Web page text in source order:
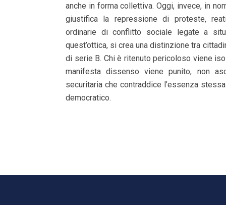
anche in forma collettiva. Oggi, invece, in
giustifica la repressione di proteste,
ordinarie di conflitto sociale legate a
quest’ottica, si crea una distinzione tra
di serie B. Chi è ritenuto pericoloso viene
manifesta dissenso viene punito, non
securitaria che contraddice l’essenza
democratico.